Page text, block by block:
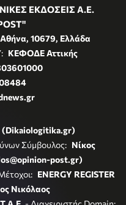
ΕΚΔΟΣΕΙΣ Α.Ε.
10679, Ελλάδα
ΚΕΦΟΔΕ Αττικής
(Dikaiologitika.gr)
Σύμβουλος: Νίκος
post.gr)
ENERGY REGISTER
Νικόλαος